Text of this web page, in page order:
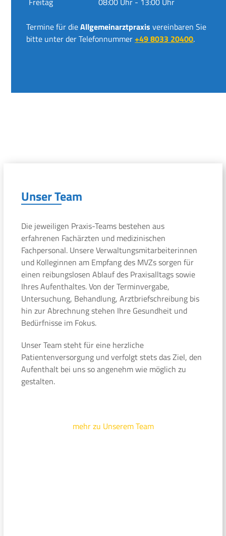
Termine für dieAllgemeinarztpraxis vereinbaren Sie
bitte unter der Telefonnummer+49 8033 20400.
Unser Team
Die jeweiligen Praxis-Teams bestehen aus
erfahrenen Fachärzten und medizinischen
Fachpersonal. Unsere Verwaltungsmitarbeiterinnen
und Kolleginnen am Empfang des MVZs sorgen für
einen reibungslosen Ablauf des Praxisalltags sowie
Ihres Aufenthaltes. Von der Terminvergabe,
Untersuchung, Behandlung, Arztbriefschreibung bis
hin zur Abrechnung stehen Ihre Gesundheit und
Bedürfnisse im Fokus.
Unser Team steht für eine herzliche
Patientenversorgung und verfolgt stets das Ziel, den
Aufenthalt bei uns so angenehm wie möglich zu
gestalten.
mehr zu Unserem Team